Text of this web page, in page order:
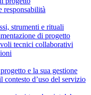
strumenti e rituali
di progetto
tecnici collaborativi
e la sua gestione
contesto d’uso del servizio